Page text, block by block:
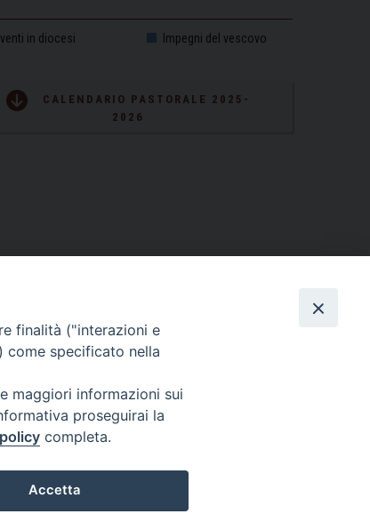
in diocesi Impegni del vescovo
CALENDARIO PASTORALE 2025-
2026
finalità ("interazioni e
come specificato nella
maggiori informazioni sui
proseguirai la
completa.
Accetta